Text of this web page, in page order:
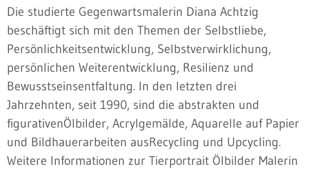
Die studierte Gegenwartsmalerin Diana Achtzig
beschäftigt sich mit den Themen der Selbstliebe,
Persönlichkeitsentwicklung, Selbstverwirklichung,
persönlichen Weiterentwicklung, Resilienz und
Bewusstseinsentfaltung. In den letzten drei
Jahrzehnten, seit 1990, sind die abstrakten und
figurativenÖlbilder, Acrylgemälde, Aquarelle auf Papier
und Bildhauerarbeiten ausRecycling und Upcycling.
Weitere Informationen zur Tierportrait Ölbilder Malerin